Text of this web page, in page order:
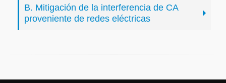
B. Mitigación de la interferencia de CA
proveniente de redes eléctricas